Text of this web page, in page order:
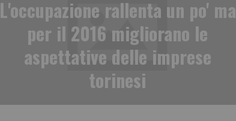
L'occupazione rallenta un po' ma
per il 2016 migliorano le
aspettative delle imprese
torinesi